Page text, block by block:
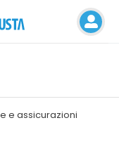
e assicurazioni